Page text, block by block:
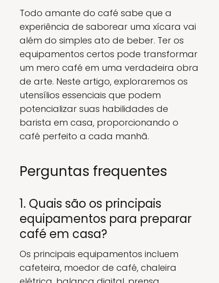
Todo amante do café sabe que a
experiência de saborear uma xícara vai
além do simples ato de beber. Ter os
equipamentos certos pode transformar
um mero café em uma verdadeira obra
de arte. Neste artigo, exploraremos os
utensílios essenciais que podem
potencializar suas habilidades de
barista em casa, proporcionando o
café perfeito a cada manhã.
Perguntas frequentes
1. Quais são os principais
equipamentos para preparar
café em casa?
Os principais equipamentos incluem
cafeteira, moedor de café, chaleira